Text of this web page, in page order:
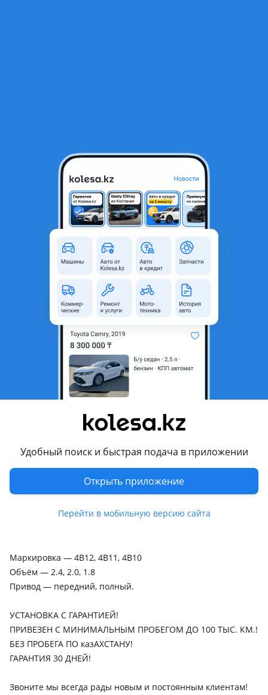
Удобный поиск и быстрая подача в приложении
Открыть приложение
Перейти в мобильную версию сайта
ДВИГАТЕЛЬ КОНТРАКТНЫЙ 4B12 4B11 4B10 ИЗ ЯПОНИИ
Объявление находится в архиве и может быть
Тараз, Жамбылская область
Состояние
Подходит на авто
Mitsubishi ASX
2010 - 2012 1 поколение (GAxW), 2012 - 2016 1 поколение
рестайлинг (GAxW)
Mitsubishi Lancer
2003 - 2011 IX рестайлинг (CSxA/CTxA), 2011 - 2015 X
Mitsubishi Outlander
рестайлинг (CWxW)
Показать больше
Комментарий продавца
Маркировка — 4B12, 4B11, 4B10
Объём — 2.4, 2.0, 1.8
Привод — передний, полный.
УСТАНОВКА С ГАРАНТИЕЙ!
ПРИВЕЗЕН С МИНИМАЛЬНЫМ ПРОБЕГОМ ДО 100 ТЫС. КМ.!
БЕЗ ПРОБЕГА ПО казАХСТАНУ!
ГАРАНТИЯ 30 ДНЕЙ!
Звоните мы всегда рады новым и постоянным клиентам!